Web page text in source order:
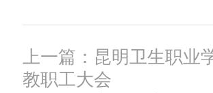
上一篇：昆明卫生职业
教职工大会